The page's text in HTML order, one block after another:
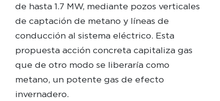
de hasta 1.7 MW, mediante pozos verticales
de captación de metano y líneas de
conducción al sistema eléctrico. Esta
propuesta acción concreta capitaliza gas
que de otro modo se liberaría como
metano, un potente gas de efecto
invernadero.